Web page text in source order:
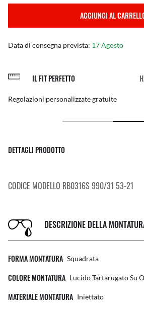
AGGIUNGI AL
Data di consegna prevista: 17 Agosto
IL FIT PERFETTO
Regolazioni personalizzate gratuite
DETTAGLI PRODOTTO
CODICE MODELLO RB0316S 990/31 53-21
DESCRIZIONE DELLA
FORMA MONTATURA Squadrata
COLORE MONTATURA Lucido Tartarugato Su
MATERIALE MONTATURA Iniettato